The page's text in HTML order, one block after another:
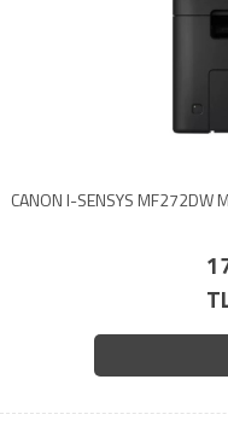
CANON I-SENSYS MF272DW